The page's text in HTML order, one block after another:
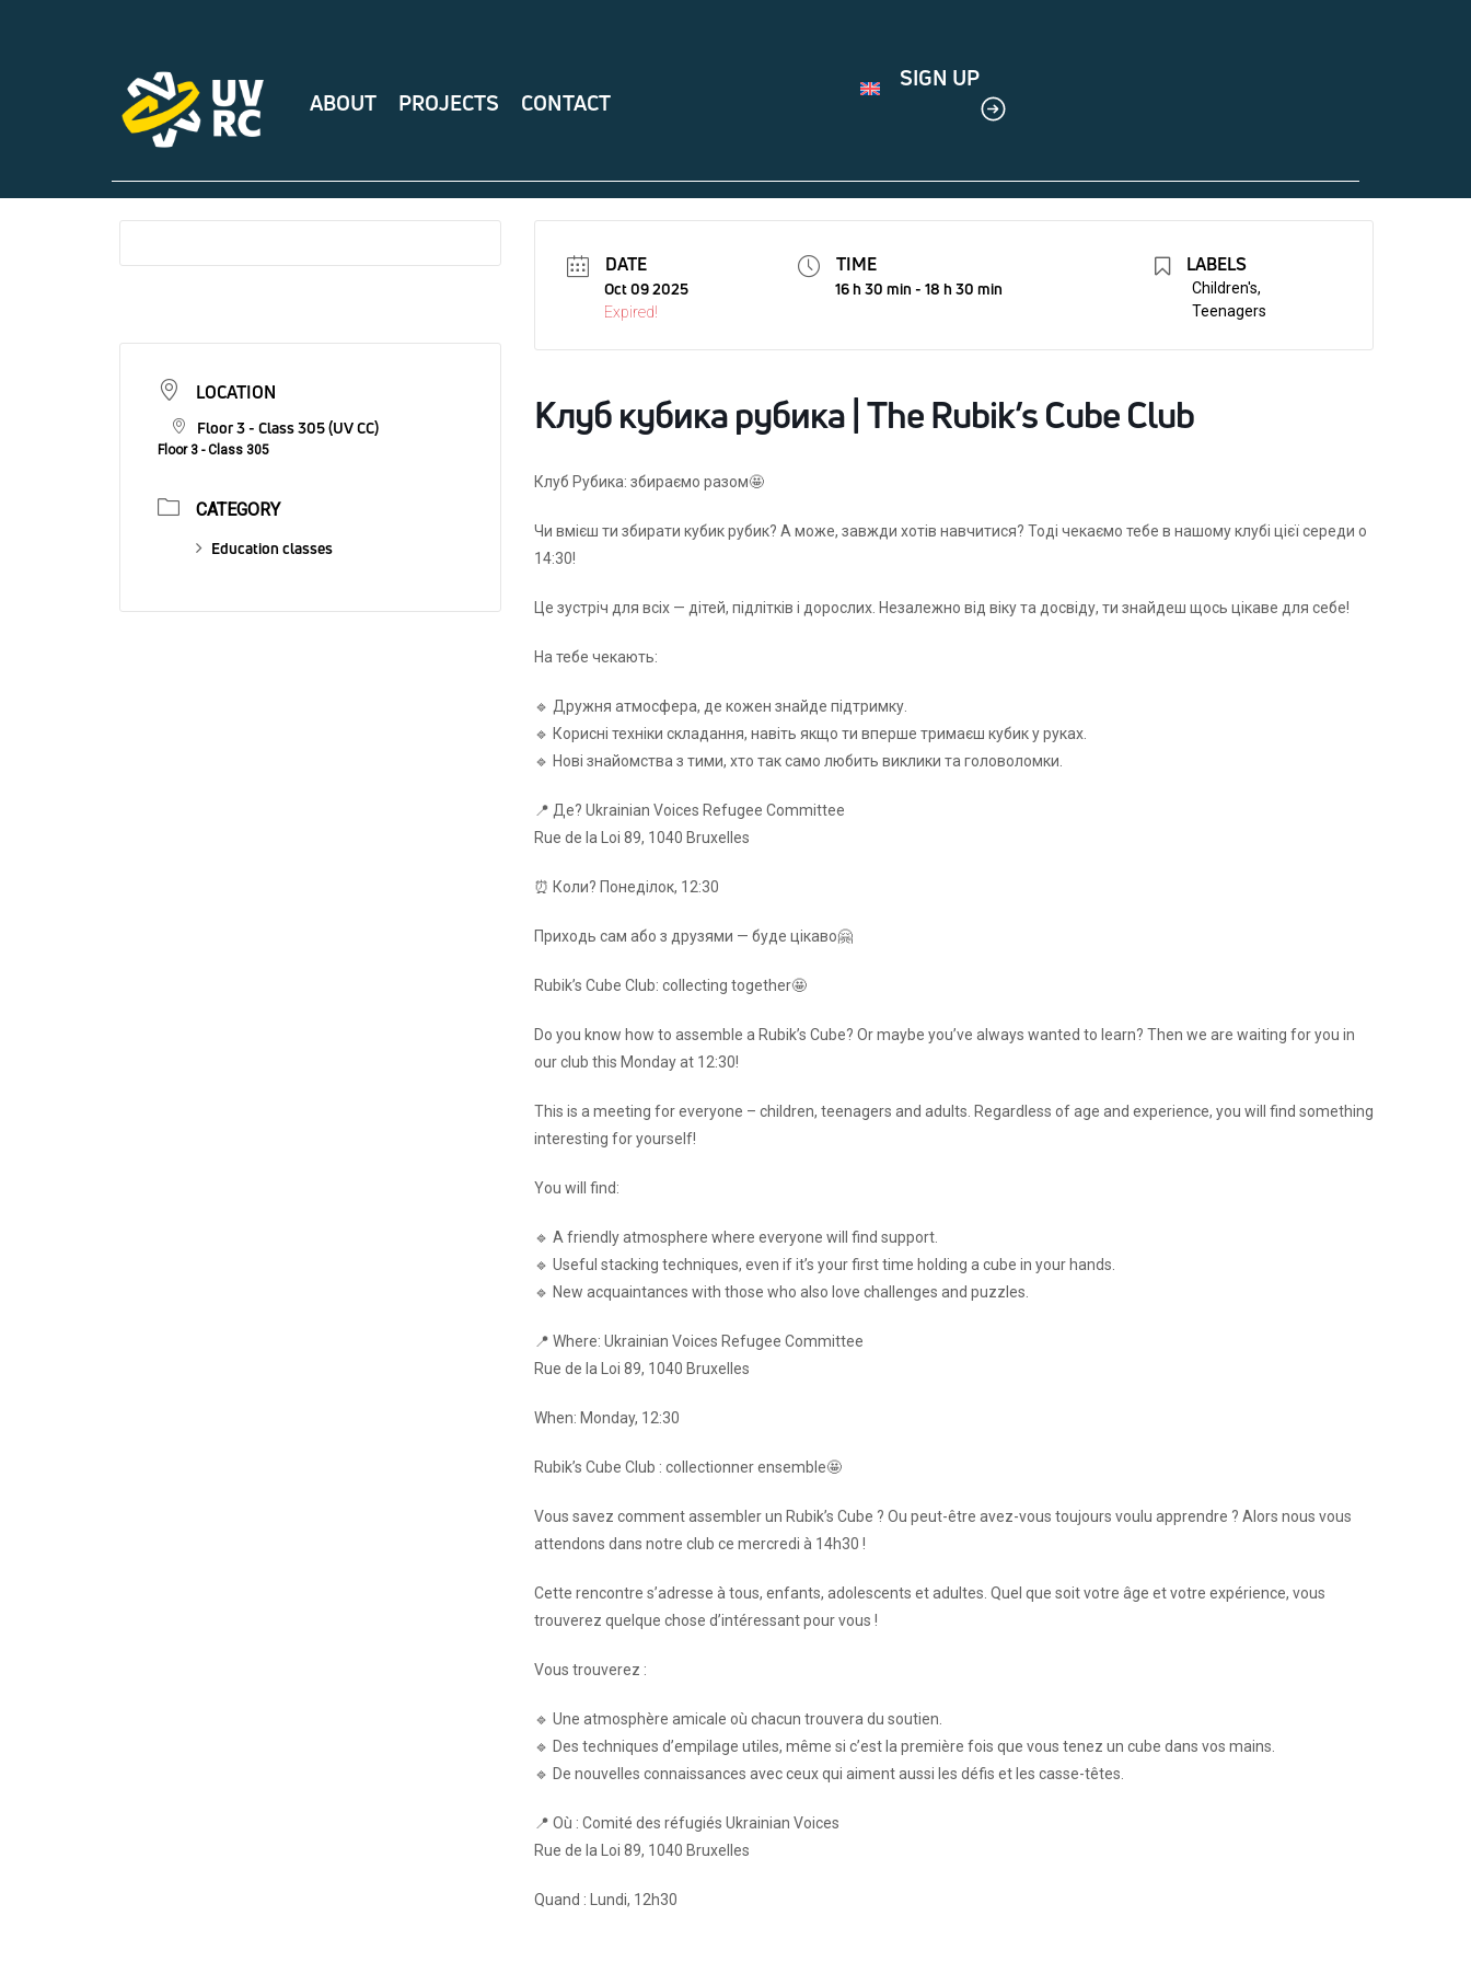
ABOUT PROJECTS CONTACT
SIGN UP
LOCATION
Floor 3 - Class 305 (UV CC)
Floor 3 - Class 305
CATEGORY
Education classes
DATE
Oct 09 2025
Expired!
TIME
16 h 30 min - 18 h 30 min
LABELS
Children's,
Teenagers
Клуб кубика рубика | The Rubik’s Cube Club
Клуб Рубика: збираємо разом🤩
Чи вмієш ти збирати кубик рубик? А може, завжди хотів навчитися? Тоді чекаємо тебе в нашому клубі цієї середи о
14:30!
Це зустріч для всіх — дітей, підлітків і дорослих. Незалежно від віку та досвіду, ти знайдеш щось цікаве для себе!
На тебе чекають:
🔹 Дружня атмосфера, де кожен знайде підтримку.
🔹 Корисні техніки складання, навіть якщо ти вперше тримаєш кубик у руках.
🔹 Нові знайомства з тими, хто так само любить виклики та головоломки.
📍 Де? Ukrainian Voices Refugee Committee
Rue de la Loi 89, 1040 Bruxelles
⏰ Коли? Понеділок, 12:30
Приходь сам або з друзями — буде цікаво🤗
Rubik’s Cube Club: collecting together🤩
Do you know how to assemble a Rubik’s Cube? Or maybe you’ve always wanted to learn? Then we are waiting for you in
our club this Monday at 12:30!
This is a meeting for everyone – children, teenagers and adults. Regardless of age and experience, you will find something
interesting for yourself!
You will find:
🔹 A friendly atmosphere where everyone will find support.
🔹 Useful stacking techniques, even if it’s your first time holding a cube in your hands.
🔹 New acquaintances with those who also love challenges and puzzles.
📍 Where: Ukrainian Voices Refugee Committee
Rue de la Loi 89, 1040 Bruxelles
When: Monday, 12:30
Rubik’s Cube Club : collectionner ensemble🤩
Vous savez comment assembler un Rubik’s Cube ? Ou peut-être avez-vous toujours voulu apprendre ? Alors nous vous
attendons dans notre club ce mercredi à 14h30 !
Cette rencontre s’adresse à tous, enfants, adolescents et adultes. Quel que soit votre âge et votre expérience, vous
trouverez quelque chose d’intéressant pour vous !
Vous trouverez :
🔹 Une atmosphère amicale où chacun trouvera du soutien.
🔹 Des techniques d’empilage utiles, même si c’est la première fois que vous tenez un cube dans vos mains.
🔹 De nouvelles connaissances avec ceux qui aiment aussi les défis et les casse-têtes.
📍 Où : Comité des réfugiés Ukrainian Voices
Rue de la Loi 89, 1040 Bruxelles
Quand : Lundi, 12h30